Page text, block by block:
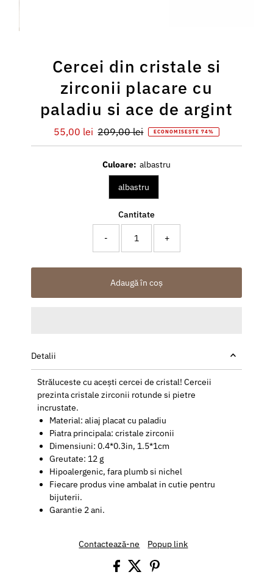
Cercei din cristale si
zirconii placare cu
paladiu si ace de argint
Preț
redus
55,00 lei Preț
întreg
209,00 lei ECONOMISEȘTE 74%
Culoare: albastru
albastru
Cantitate
- +
Adaugă în coș
Detalii
Străluceste cu acești cercei de cristal! Cerceii
prezinta cristale zirconii rotunde si pietre
incrustate.
Material: aliaj placat cu paladiu
Piatra principala: cristale zirconii
Dimensiuni: 0.4*0.3in, 1.5*1cm
Greutate: 12 g
Hipoalergenic, fara plumb si nichel
Fiecare produs vine ambalat in cutie pentru
bijuterii.
Garantie 2 ani.
Contactează-ne Popup link